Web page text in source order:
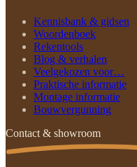
Kennisbank & gidsen
Woordenboek
Rekentools
Blog & verhalen
Veelgekozen voor…
Praktische informatie
Montage informatie
Bouwvergunning
Contact & showroom